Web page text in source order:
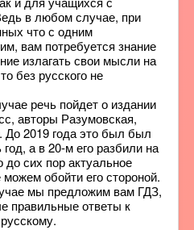
в любом случае, при
что с одним
вам потребуется знание
излагать свои мысли на
без русского не
речь пойдет о издании
авторы Разумовская,
До 2019 года это был был
а в 20-м его разбили на
сих пор актуальное
обойти его стороной.
мы предложим вам ГДЗ,
правильные ответы к